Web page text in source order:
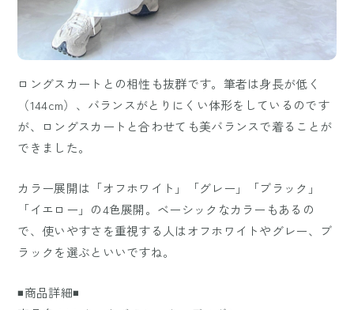
ロングスカートとの相性も抜群です。筆者は身長が低く
（144cm）、バランスがとりにくい体形をしているのです
が、ロングスカートと合わせても美バランスで着ることが
できました。
カラー展開は「オフホワイト」「グレー」「ブラック」
「イエロー」の4色展開。ベーシックなカラーもあるの
で、使いやすさを重視する人はオフホワイトやグレー、ブ
ラックを選ぶといいですね。
◾️商品詳細◾️